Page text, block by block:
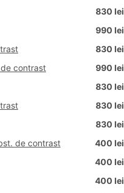
830 lei
990 lei
830 lei
contrast
990 lei
830 lei
830 lei
830 lei
de contrast
400 lei
400 lei
400 lei